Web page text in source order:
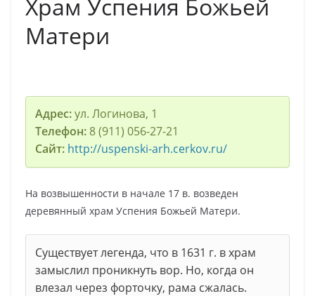
Храм Успения Божьей
Матери
Адрес:ул. Логинова, 1
Телефон:8 (911) 056-27-21
Сайт:http://uspenski-arh.cerkov.ru/
На возвышенности в начале 17 в. возведен
деревянный храм Успения Божьей Матери.
Существует легенда, что в 1631 г. в храм
замыслил проникнуть вор. Но, когда он
влезал через форточку, рама сжалась.